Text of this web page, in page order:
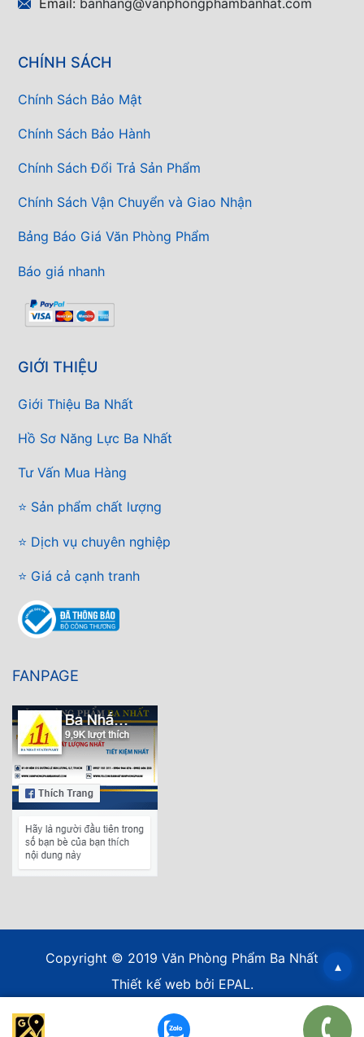
CHÍNH SÁCH
Chính Sách Bảo Mật
Chính Sách Bảo Hành
Chính Sách Đổi Trả Sản Phẩm
Chính Sách Vận Chuyển và Giao Nhận
Bảng Báo Giá Văn Phòng Phẩm
Báo giá nhanh
GIỚI THIỆU
Giới Thiệu Ba Nhất
Hồ Sơ Năng Lực Ba Nhất
Tư Vấn Mua Hàng
⭐ Sản phẩm chất lượng
⭐ Dịch vụ chuyên nghiệp
⭐ Giá cả cạnh tranh
FANPAGE
Copyright © 2019 Văn Phòng Phẩm Ba Nhất
Thiết kế web bởi EPAL.
▴